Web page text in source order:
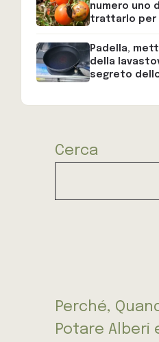
numero uno
trattarlo per
Padella,
della
segreto
Cerca
Perché,
Potare Alberi